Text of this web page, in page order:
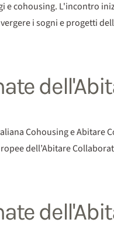
e cohousing. L'incontro
i sogni e progetti
Cohousing e
dell’Abitare